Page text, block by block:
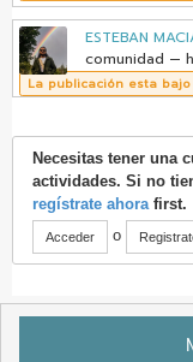
ESTEBAN
comunidad —
La publicación esta
Necesitas tener una
actividades. Si no
regístrate ahorafirst.
Acceder o